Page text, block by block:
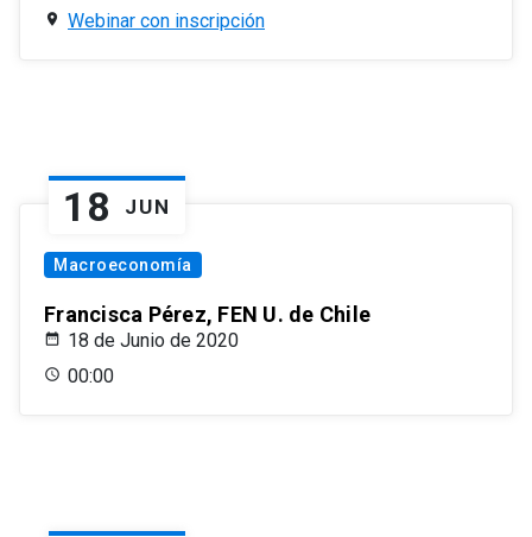
Webinar con inscripción
18 JUN
Macroeconomía
Francisca Pérez, FEN U. de Chile
18 de Junio de 2020
00:00